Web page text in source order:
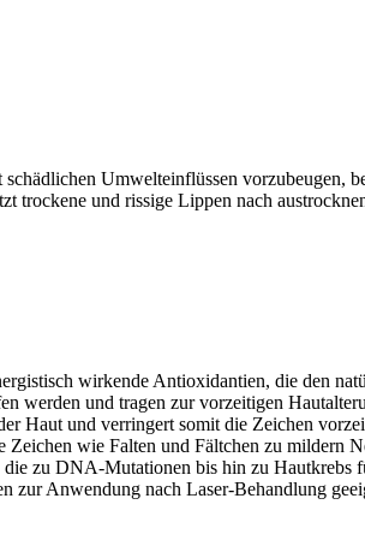
Umwelteinflüssen vorzubeugen,
trockene und rissige Lippen nach
wirkende Antioxidantien, die den
und tragen zur vorzeitigen
Haut und verringert somit die Zeichen
wie Falten und Fältchen zu mildern
zu DNA-Mutationen bis hin zu Hautkrebs
Anwendung nach Laser-Behandlung